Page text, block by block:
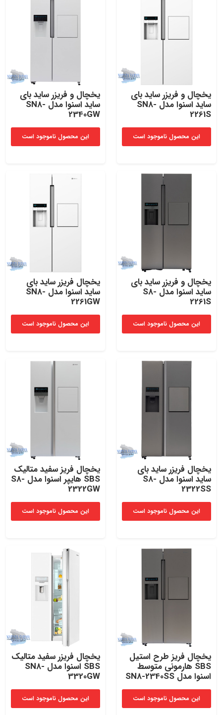
یخچال و فریزر ساید بای
ساید اسنوا مدل SN8-
2261S
این محصول ناموجود است
یخچال و فریزر ساید بای
ساید اسنوا مدل SN8-
2340GW
این محصول ناموجود است
یخچال و فریزر ساید بای
ساید اسنوا مدل S8-
2261S
این محصول ناموجود است
یخچال فریزر ساید بای
ساید اسنوا مدل SN8-
2261GW
این محصول ناموجود است
یخچال فریزر ساید بای
ساید اسنوا مدل S8-
2322SS
این محصول ناموجود است
یخچال فریز سفید متالیک
SBS هایپر اسنوا مدل S8-
2322GW
این محصول ناموجود است
یخچال فریز طرح استیل
SBS هارمونی متوسط
اسنوا مدل SN8-2340SS
این محصول ناموجود است
یخچال فریزر سفید متالیک
SBS اسنوا مدل SN8-
3320GW
این محصول ناموجود است